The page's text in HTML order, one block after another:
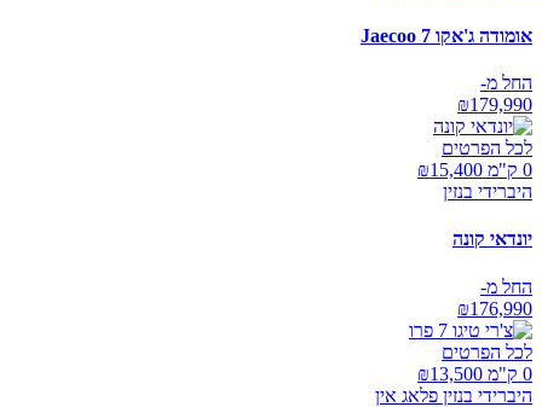
אומודה ג'אקו Jaecoo 7
החל מ-
₪179,990
לכל הפרטים
0 ק"מ ₪
15,400
היברידי בנזין
יונדאי קונה
החל מ-
₪176,990
לכל הפרטים
0 ק"מ ₪
13,500
היברידי בנזין פלאג אין